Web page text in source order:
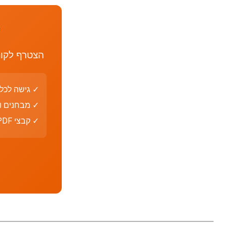
הצטרף
✓ גישה
✓ מבחנים
✓ קבצי PDF עם פתרונות מלאים